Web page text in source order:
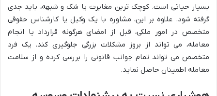
بسیار حیاتی است. کوچک ترین مغایرت یا شک و شبهه، باید جدی
گرفته شود. علاوه بر این، مشاوره با یک وکیل یا کارشناس حقوقی
متخصص در امور ملکی، قبل از امضای هرگونه قرارداد یا انجام
معامله، می تواند از بروز مشکلات بزرگی جلوگیری کند. یک فرد
متخصص می تواند تمام جوانب قانونی را بررسی کرده و از سلامت
معامله اطمینان حاصل نماید.